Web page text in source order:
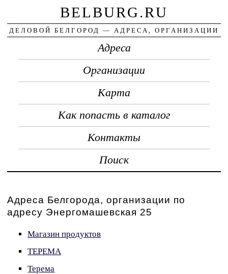
BELBURG.RU
ДЕЛОВОЙ БЕЛГОРОД — АДРЕСА, ОРГАНИЗАЦИИ
Адреса
Организации
Карта
Как попасть в каталог
Контакты
Поиск
Адреса Белгорода, организации по
адресу Энергомашевская 25
Магазин продуктов
ТЕРЕМА
Терема